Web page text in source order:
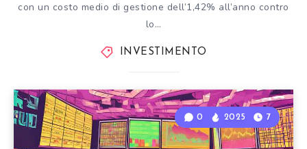
con un costo medio di gestione dell’1,42% all’anno contro
lo…
INVESTIMENTO
0 2025 7